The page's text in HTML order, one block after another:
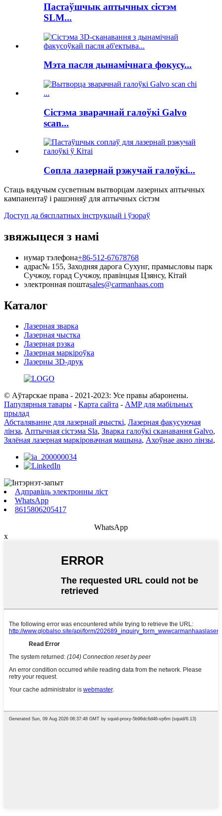
Пастаўшчык аптычных сістэм
SLM...
Мэта пасля дынамічнага фокусу...
Сістэма зварачнай галоўкі Galvo
scan...
Сопла лазернай рэжучай галоўкі...
Стаць вядучым сусветным вытворцам лазерных аптычных
кампанентаў і рашэнняў для аптычных сістэм
Доступ да бясплатных інструкцый і ўзораў
звяжыцеся з намі
нумар тэлефона+86-512-67678768
адрас№ 155, Заходняя дарога Сухунг, прамысловы парк
Сучжоу, горад Сучжоу, правінцыя Цзянсу, Кітай
электронная поштаsales@carmanhaas.com
Каталог
Лазерная зварка
Лазерная чыстка
Лазерная рэзка
Лазерная маркіроўка
Лазерны 3D-друк
© Аўтарскае права - 2021-2023: Усе правы абаронены.
Папулярныя тавары - Карта сайта - AMP для мабільных
прылад
Абсталяванне для лазернай ачысткі, Лазерная факусуючая
лінза, Аптычная сістэма Sla, Зварка галоўкі сканавання Galvo,
Зялёная лазерная маркіровачная машына, Ахоўнае акно лінзы,
Адправіць электронны ліст
WhatsApp
8615806205417
WhatsApp
x